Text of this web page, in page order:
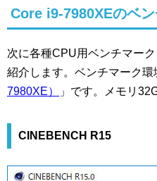
Core i9-7980XEのベ
次に各種CPU用ベンチマー
紹介します。ベンチマーク環
7980XE）
」です。メモリ
CINEBENCH R15